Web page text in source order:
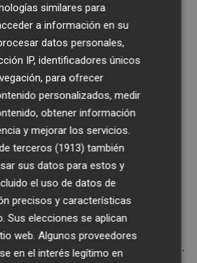
pretende abordar y
de plazas o de
al sistema sanitario
un proceso para que se
todas las garantías y la
poder hacerlo dentro del
las cuestiones con la
la creación y el trámite
los informes
para dar luz a esa
a la sanidad pública.
similares para
a información en su
datos personales,
IP, identificadores únicos
para ofrecer
personalizados, medir
obtener información
y mejorar los servicios.
terceros (1913) también
sus datos para estos y
el uso de datos de
precisos y características
Sus elecciones se aplican
web. Algunos proveedores
en el interés legítimo en